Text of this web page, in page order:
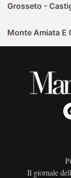
Grosseto -
Monte Amiata E
Il giornale